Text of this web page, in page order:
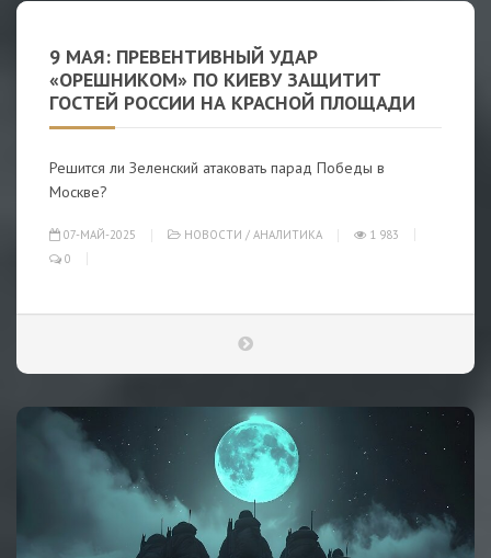
9 МАЯ: ПРЕВЕНТИВНЫЙ УДАР
«ОРЕШНИКОМ» ПО КИЕВУ ЗАЩИТИТ
ГОСТЕЙ РОССИИ НА КРАСНОЙ ПЛОЩАДИ
Решится ли Зеленский атаковать парад Победы в
Москве?
07-МАЙ-2025 НОВОСТИ / АНАЛИТИКА
1 983
0